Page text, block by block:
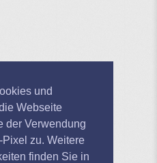
und
Webseite
der Verwendung
zu. Weitere
finden Sie in